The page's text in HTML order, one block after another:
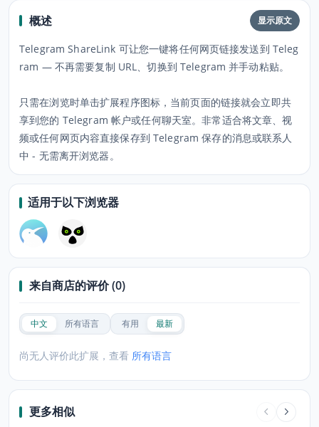
概述 显示原文
Telegram ShareLink 可让您一键将任何网页链接发送到 Teleg
ram — 不再需要复制 URL、切换到 Telegram 并手动粘贴。
只需在浏览时单击扩展程序图标，当前页面的链接就会立即共
享到您的 Telegram 帐户或任何聊天室。非常适合将文章、视
频或任何网页内容直接保存到 Telegram 保存的消息或联系人
中 - 无需离开浏览器。
适用于以下浏览器
来自商店的评价 (0)
中文 所有语言 有用 最新
尚无人评价此扩展，查看 所有语言
更多相似